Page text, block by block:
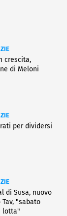
crescita,
di Meloni
per dividersi
di Susa, nuovo
"sabato
lotta"